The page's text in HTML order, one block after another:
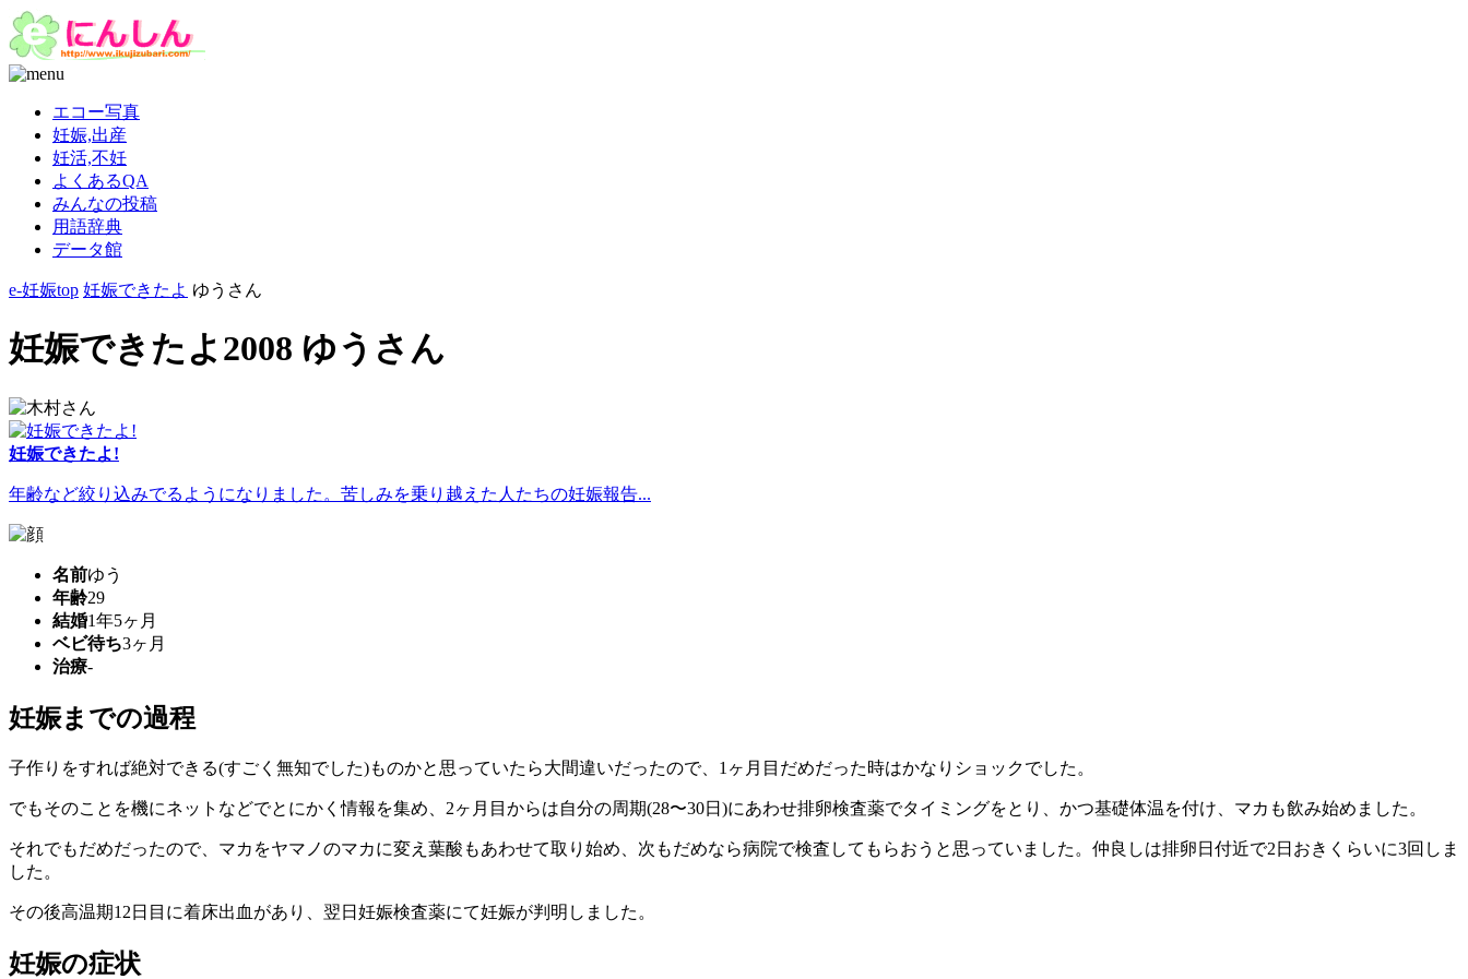
エコー写真
妊娠,出産
妊活,不妊
よくあるQA
みんなの投稿
用語辞典
データ館
e-妊娠top 妊娠できたよ ゆうさん
妊娠できたよ2008 ゆうさん
妊娠できたよ!
年齢など絞り込みでるようになりました。苦しみを乗り越えた人たちの妊娠報告...
名前ゆう
年齢29
結婚1年5ヶ月
ベビ待ち3ヶ月
治療-
妊娠までの過程
子作りをすれば絶対できる(すごく無知でした)ものかと思っていたら大間違いだったので、1ヶ月目だめだった時はかなりショックでした。
でもそのことを機にネットなどでとにかく情報を集め、2ヶ月目からは自分の周期(28〜30日)にあわせ排卵検査薬でタイミングをとり、かつ基礎体温を付け、マカも飲み始めました。
それでもだめだったので、マカをヤマノのマカに変え葉酸もあわせて取り始め、次もだめなら病院で検査してもらおうと思っていました。仲良しは排卵日付近で2日おきくらいに3回しま
した。
その後高温期12日目に着床出血があり、翌日妊娠検査薬にて妊娠が判明しました。
妊娠の症状